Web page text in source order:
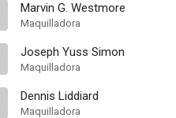
Marvin G. Westmore
Maquilladora
Joseph Yuss Simon
Maquilladora
Dennis Liddiard
Maquilladora